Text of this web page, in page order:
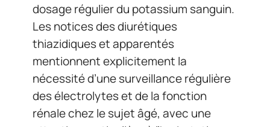
dosage régulier du potassium sanguin.
Les notices des diurétiques
thiazidiques et apparentés
mentionnent explicitement la
nécessité d’une surveillance régulière
des électrolytes et de la fonction
rénale chez le sujet âgé, avec une